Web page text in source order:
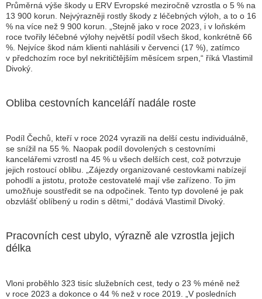
Průměrná výše škody u ERV Evropské meziročně vzrostla o 5 % na
13 900 korun. Nejvýrazněji rostly škody z léčebných výloh, a to o 16
% na více než 9 900 korun.
„Stejně jako v roce 2023, i v loňském
roce tvořily léčebné výlohy největší podíl všech škod, konkrétně 66
%. Nejvíce škod nám klienti nahlásili v červenci (17 %), zatímco
v předchozím roce byl nekritičtějším měsícem srpen,“ říká Vlastimil
Divoký.
Obliba cestovních kanceláří nadále roste
Podíl Čechů, kteří v roce 2024 vyrazili na delší cestu individuálně,
se snížil na 55 %. Naopak podíl dovolených s cestovními
kancelářemi vzrostl na 45 % u všech delších cest, což potvrzuje
jejich rostoucí oblibu.
„Zájezdy organizované cestovkami nabízejí
pohodlí a jistotu, protože cestovatelé mají vše zařízeno. To jim
umožňuje soustředit se na odpočinek. Tento typ dovolené je pak
obzvlášť oblíbený u rodin s dětmi,“ dodává Vlastimil Divoký.
Pracovních cest ubylo, výrazně ale vzrostla jejich
délka
Vloni proběhlo 323 tisíc služebních cest, tedy o 23 % méně než
v roce 2023 a dokonce o 44 % než v roce 2019.
„V posledních